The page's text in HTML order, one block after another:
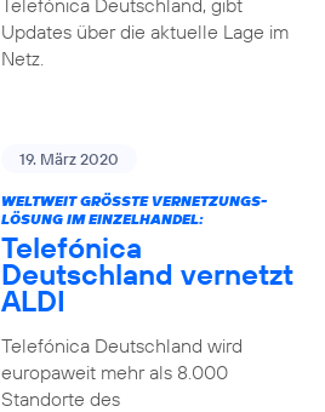
Telefónica Deutschland, gibt
Updates über die aktuelle Lage im
Netz.
19. März 2020
WELTWEIT GRÖSSTE VERNETZUNGS-L
ÖSUNG IM EINZELHANDEL:
Telefónica
Deutschland vernetzt
ALDI
Telefónica Deutschland wird
europaweit mehr als 8.000
Standorte des